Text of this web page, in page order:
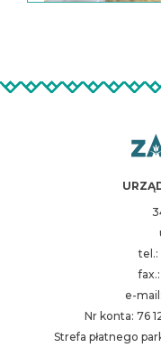
tel.:
e-
Nr konta: 76
Strefa płatnego